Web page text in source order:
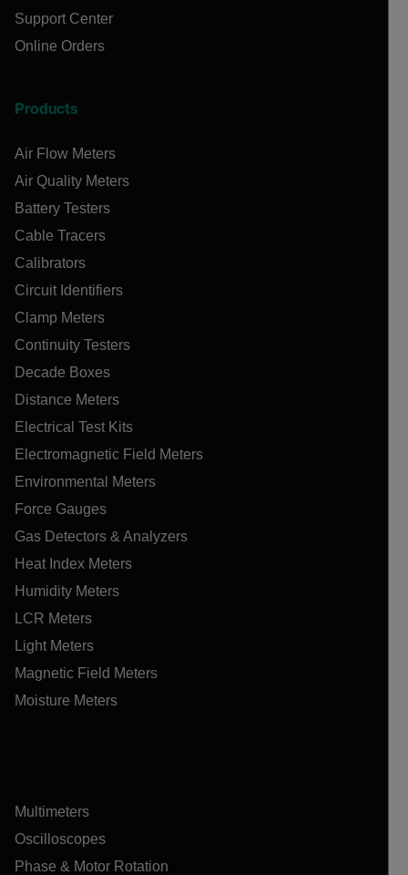
Support Center
Online Orders
Products
Air Flow Meters
Air Quality Meters
Battery Testers
Cable Tracers
Calibrators
Circuit Identifiers
Clamp Meters
Continuity Testers
Decade Boxes
Distance Meters
Electrical Test Kits
Electromagnetic Field Meters
Environmental Meters
Force Gauges
Gas Detectors & Analyzers
Heat Index Meters
Humidity Meters
LCR Meters
Light Meters
Magnetic Field Meters
Moisture Meters
Multimeters
Oscilloscopes
Phase & Motor Rotation